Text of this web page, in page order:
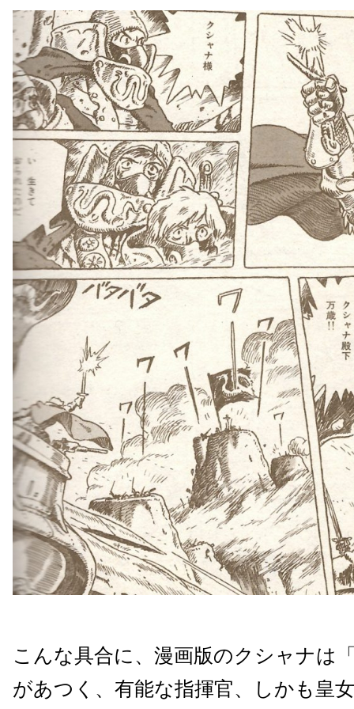
こんな具合に、漫画版のクシャナは
があつく、有能な指揮官、しかも皇